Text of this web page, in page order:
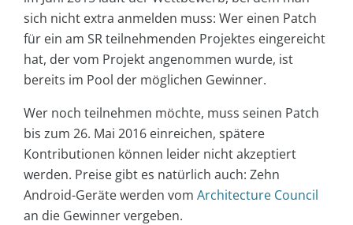
sich nicht extra anmelden muss: Wer einen Patch
für ein am SR teilnehmenden Projektes eingereicht
hat, der vom Projekt angenommen wurde, ist
bereits im Pool der möglichen Gewinner.
Wer noch teilnehmen möchte, muss seinen Patch
bis zum 26. Mai 2016 einreichen, spätere
Kontributionen können leider nicht akzeptiert
werden. Preise gibt es natürlich auch: Zehn
Android-Geräte werden vom Architecture Council
an die Gewinner vergeben.